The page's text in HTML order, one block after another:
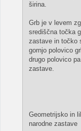
širina.
Grb je v levem
središčna točka
zastave in točko
gornjo polovico
drugo polovico
zastave.
Geometrijsko in
narodne zastave